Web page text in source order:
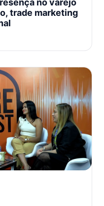
no varejo
trade marketing